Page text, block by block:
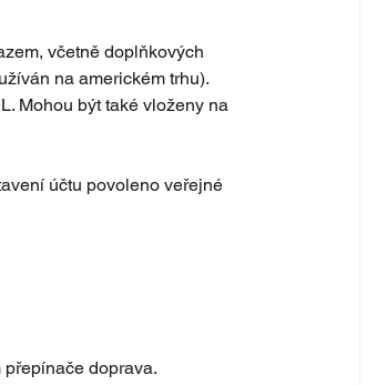
včetně doplňkových
na americkém trhu).
Mohou být také vloženy na
účtu povoleno veřejné
doprava.